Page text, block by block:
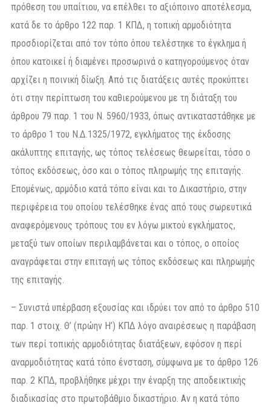
πρόθεση του υπαίτιου, να επέλθει το αξιόποινο αποτέλεσμα,
κατά δε το άρθρο 122 παρ. 1 ΚΠΔ, η τοπική αρμοδιότητα
προσδιορίζεται από τον τόπο όπου τελέστηκε το έγκλημα ή
όπου κατοικεί ή διαμένει προσωρινά ο κατηγορούμενος όταν
αρχίζει η ποινική δίωξη. Από τις διατάξεις αυτές προκύπτει
ότι στην περίπτωση του καθιερούμενου με τη διάταξη του
άρθρου 79 παρ. 1 του Ν. 5960/1933, όπως αντικαταστάθηκε με
το άρθρο 1 του Ν.Δ.1325/1972, εγκλήματος της έκδοσης
ακάλυπτης επιταγής, ως τόπος τελέσεως θεωρείται, τόσο ο
τόπος εκδόσεως, όσο και ο τόπος πληρωμής της επιταγής.
Επομένως, αρμόδιο κατά τόπο είναι και το Δικαστήριο, στην
περιφέρεια του οποίου τελέσθηκε ένας από τους σωρευτικά
αναφερόμενους τρόπους του εν λόγω μικτού εγκλήματος,
μεταξύ των οποίων περιλαμβάνεται και ο τόπος, ο οποίος
αναγράφεται στην επιταγή ως τόπος εκδόσεως και πληρωμής
της επιταγής.
– Συνιστά υπέρβαση εξουσίας και ιδρύει τον από το άρθρο 510
παρ. 1 στοιχ. Θ’ (πρώην Η’) ΚΠΔ λόγο αναιρέσεως η παράβαση
των περί τοπικής αρμοδιότητας διατάξεων, εφόσον η περί
αναρμοδιότητας κατά τόπο ένσταση, σύμφωνα με το άρθρο 126
παρ. 2 ΚΠΔ, προβλήθηκε μέχρι την έναρξη της αποδεικτικής
διαδικασίας στο πρωτοβάθμιο δικαστήριο. Αν η κατά τόπο